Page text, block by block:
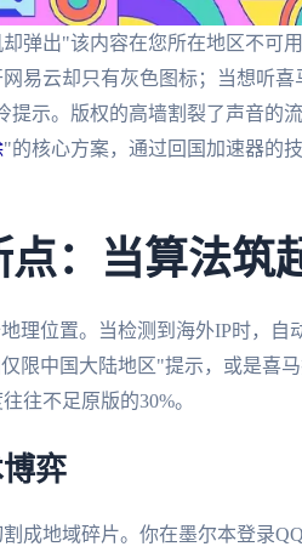
弹出"该内容在您所在地区不可
易云却只有灰色图标；当想听
提示。版权的高墙割裂了声音的
"的核心方案，通过回国加速器的
点：当算法筑
理位置。当检测到海外IP时，
限中国大陆地区"提示，或是喜
往不足原版的30%。
弈
成地域碎片。你在墨尔本登录